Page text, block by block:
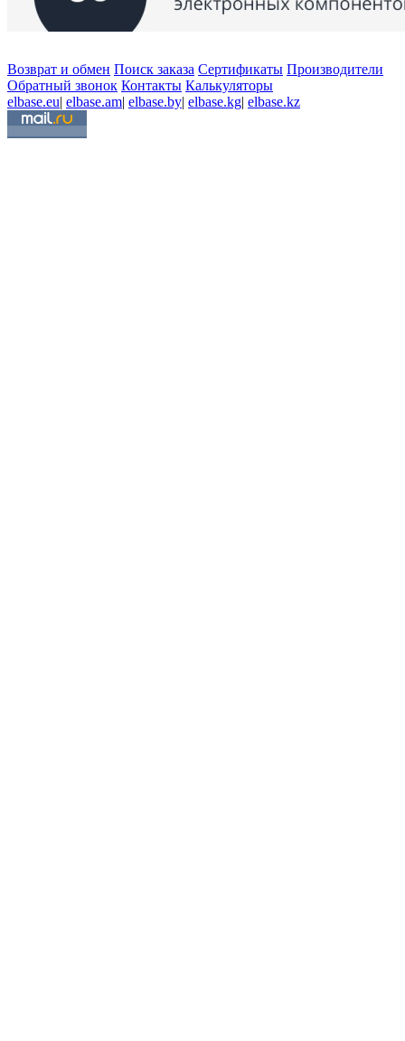
Возврат и обмен Поиск заказа Сертификаты Производители
Обратный звонок Контакты Калькуляторы
elbase.eu| elbase.am| elbase.by| elbase.kg| elbase.kz